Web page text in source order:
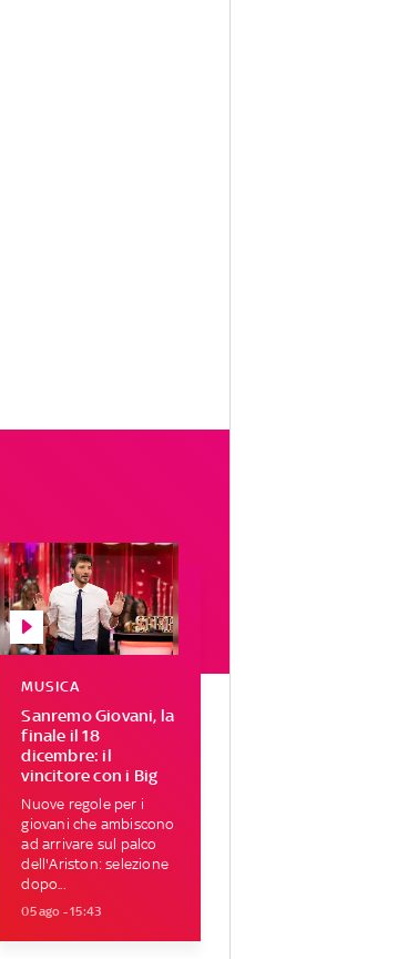
Sanremo Giovani, la
finale il 18
dicembre: il
vincitore con i Big
MUSICA
Nuove regole per i
giovani che ambiscono
ad arrivare sul palco
dell'Ariston: selezione
dopo...
05 ago - 15:43